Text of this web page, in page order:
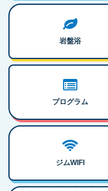
岩盤浴
プログラム
ジムWIFI